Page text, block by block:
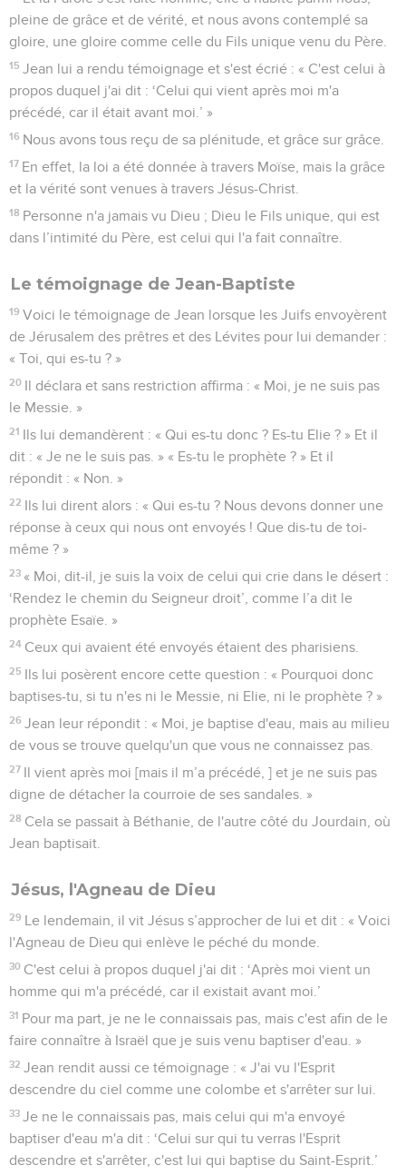
Cette lumière était la vraie lumière qui, en venant dans le
monde, éclaire tout être humain.
10
Elle était dans le monde et le monde a été fait par elle,
pourtant le monde ne l'a pas reconnue.
11
Elle est venue chez les siens, et les siens ne l'ont pas
accueillie.
Mais à tous ceux qui l'ont acceptée, à ceux qui croient en
son nom, elle a donné le droit de devenir enfants de Dieu,
volonté humaine, ni par la volonté d’un mari, mais qu’ils sont
nés de Dieu.
pleine de grâce et de vérité, et nous avons contemplé sa
gloire, une gloire comme celle du Fils unique venu du Père.
15 Jean lui a rendu témoignage et s'est écrié : « C'est celui à
propos duquel j'ai dit : ‘Celui qui vient après moi m'a
précédé, car il était avant moi.’ »
16 Nous avons tous reçu de sa plénitude, et grâce sur grâce.
17 En effet, la loi a été donnée à travers Moïse, mais la grâce
et la vérité sont venues à travers Jésus-Christ.
18 Personne n'a jamais vu Dieu ; Dieu le Fils unique, qui est
dans l’intimité du Père, est celui qui l'a fait connaître.
Le témoignage de Jean-Baptiste
Voici le témoignage de Jean lorsque les Juifs envoyèrent
de Jérusalem des prêtres et des Lévites pour lui demander :
« Toi, qui es-tu ? »
Il déclara et sans restriction affirma : « Moi, je ne suis pas
le Messie. »
Ils lui demandèrent : « Qui es-tu donc ? Es-tu Elie ? » Et il
dit : « Je ne le suis pas. » « Es-tu le prophète ? » Et il
répondit : « Non. »
22
Ils lui dirent alors : « Qui es-tu ? Nous devons donner une
réponse à ceux qui nous ont envoyés ! Que dis-tu de toi-
même ? »
23 « Moi, dit-il, je suis la voix de celui qui crie dans le désert :
prophète Esaïe. »
24 Ceux qui avaient été envoyés étaient des pharisiens.
25 Ils lui posèrent encore cette question : « Pourquoi donc
baptises-tu, si tu n'es ni le Messie, ni Elie, ni le prophète ? »
26 Jean leur répondit : « Moi, je baptise d'eau, mais au milieu
de vous se trouve quelqu'un que vous ne connaissez pas.
27 Il vient après moi [mais il m’a précédé, ] et je ne suis pas
digne de détacher la courroie de ses sandales. »
28 Cela se passait à Béthanie, de l'autre côté du Jourdain, où
Jean baptisait.
Jésus, l'Agneau de Dieu